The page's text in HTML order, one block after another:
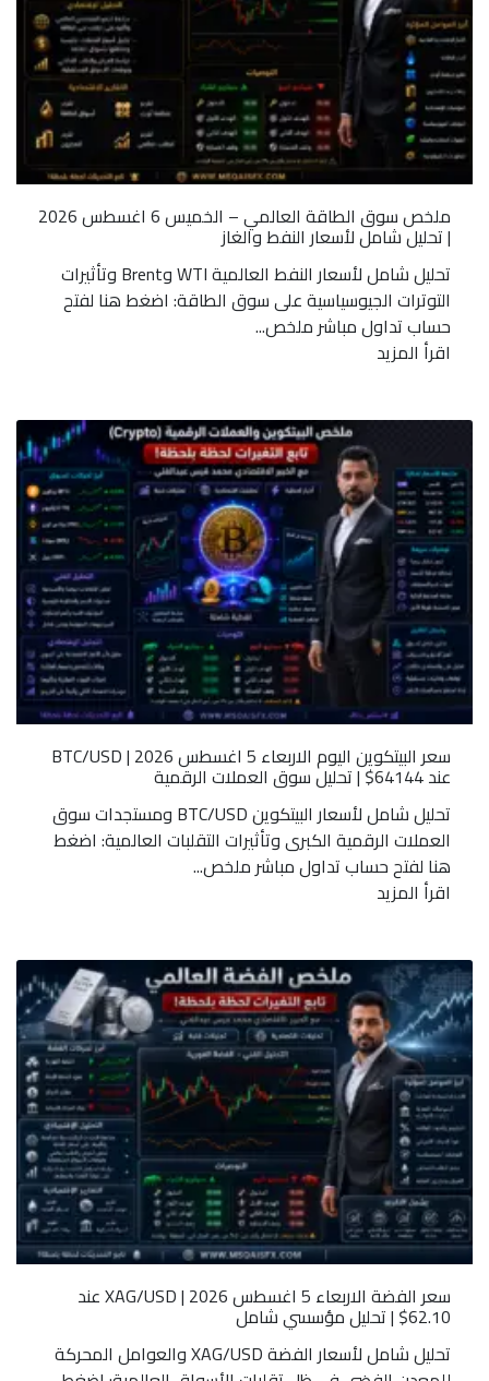
ملخص سوق الطاقة العالمي – الخميس 6 اغسطس 2026
| تحليل شامل لأسعار النفط والغاز
تحليل شامل لأسعار النفط العالمية WTI وBrent وتأثيرات
التوترات الجيوسياسية على سوق الطاقة: اضغط هنا لفتح
حساب تداول مباشر ملخص...
اقرأ المزيد
سعر البيتكوين اليوم الاربعاء 5 اغسطس 2026 | BTC/USD
عند 64144$ | تحليل سوق العملات الرقمية
تحليل شامل لأسعار البيتكوين BTC/USD ومستجدات سوق
العملات الرقمية الكبرى وتأثيرات التقلبات العالمية: اضغط
هنا لفتح حساب تداول مباشر ملخص...
اقرأ المزيد
سعر الفضة الاربعاء 5 اغسطس 2026 | XAG/USD عند
62.10$ | تحليل مؤسسي شامل
تحليل شامل لأسعار الفضة XAG/USD والعوامل المحركة